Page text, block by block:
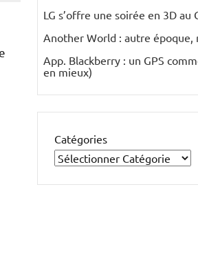
LG s’offre une soirée en 3D au
Another World : autre époque,
App. Blackberry : un GPS
en mieux)
Catégories